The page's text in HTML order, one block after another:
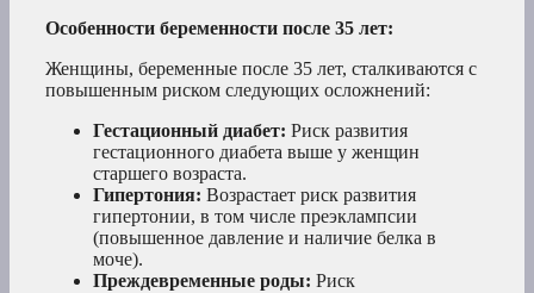
Особенности беременности после 35 лет:
Женщины, беременные после 35 лет, сталкиваются с
повышенным риском следующих осложнений:
Гестационный диабет: Риск развития
гестационного диабета выше у женщин
старшего возраста.
Гипертония: Возрастает риск развития
гипертонии, в том числе преэклампсии
(повышенное давление и наличие белка в
моче).
Преждевременные роды: Риск